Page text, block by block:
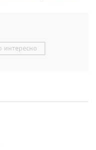
интересно